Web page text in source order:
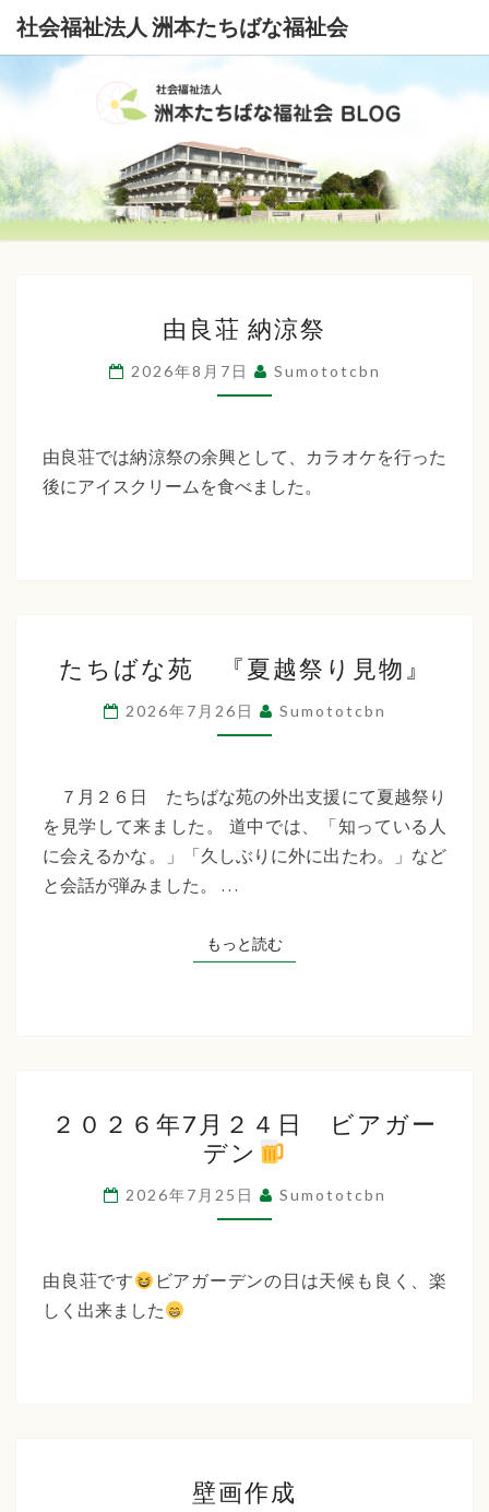
社会福祉法人 洲本たちばな福祉会
社
会
福
法
人
本
た
福
祉
会
良
荘
納
祭
由良荘 納涼祭
2026年8月7日 Sumototcbn
由良荘では納涼祭の余興として、カラオケを行った
後にアイスクリームを食べました。
ち
ば
な
『夏
越
祭
物』
たちばな苑 『夏越祭り見物』
2026年7月26日 Sumototcbn
７月２６日 たちばな苑の外出支援にて夏越祭り
を見学して来ました。 道中では、「知っている人
に会えるかな。」「久しぶりに外に出たわ。」など
と会話が弾みました。 …
もっと読むもっと読む
０
２
６
年
月
ー
２０２６年7月２４日 ビアガー
デン
2026年7月25日 Sumototcbn
由良荘です
ビアガーデンの日は天候も良く、楽
しく出来ました
画
壁画作成